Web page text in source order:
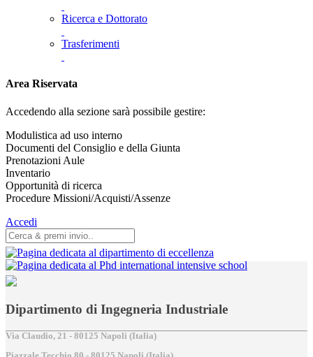
Ricerca e Dottorato
Trasferimenti
Area Riservata
Accedendo alla sezione sarà possibile gestire:
Modulistica ad uso interno
Documenti del Consiglio e della Giunta
Prenotazioni Aule
Inventario
Opportunità di ricerca
Procedure Missioni/Acquisti/Assenze
Accedi
Dipartimento di Ingegneria Industriale
Via Claudio, 21 - 80125 Napoli (Italia)